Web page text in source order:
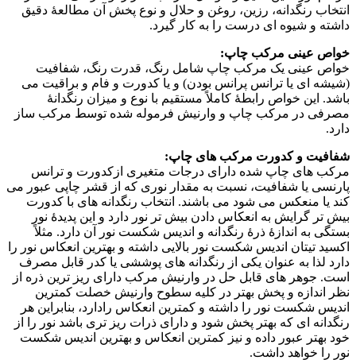
انتخاب رنگدانه، رزین، روغن و حلال و نوع پخش آن مطالعهٔ دقیق
داشته و شیوه ای درست را به کار گیرد.
خواص عینی مرکب چاپ:
خواص عینی یک مرکب چاپ شامل رنگ، قدرت رنگ، شفافیت
(شیشه ای یا ترانس پرانس بودن) و یا کدورت و فام و براقیت می
باشد. این خواص رابطهٔ کاملاً مستقیم با نوع و میزان رنگدانهٔ
مصرفی در مرکب چاپ و وارنیش فرموله شده توسط مرکب ساز
دارد.
شفافیت و کدورت مرکب های چاپ:
مرکب های چاپ شده دارای درجات متغیری ازکدورت و ترانس
پارنسی یا شفافیت، نسبت به مقدار نوری که از قشر چاپی عبور می
کند یا منعکس می شود می باشند. انتخاب رنگدانه های با کدورت
بیش تر گرایش به انعکاس دادن بیش تر نور دارد و این پدیدهٔ نور
بستگی به اندازهٔ ذرهٔ رنگدانه و اندیس شکست نور آن دارد. مثلاً
اکسید تیتان اندیس شکست نور بالایی داشته و بهترین انعکاس نور را
دارد لذا به عنوان یکی از رنگدانه های پوششی یا کدر قابل مصرف
است. جوهر های قابل حل در وارنیش مرکب دارای ریز ترین ذره از
نظر اندازه و پخش بهتر در کلیه سطوح وارنیش خصلت کمترین
اندیس شکست نور را داشته و کمترین انعکاس رادارد، بنابراین هر
رنگدانه ای که بهتر پخش شود و دارای ذرات ریز تری باشد نور را از
خود بهتر عبور داده و نیز کمترین انعکاس و بهترین اندیس شکست
نور را خواهد داشت.